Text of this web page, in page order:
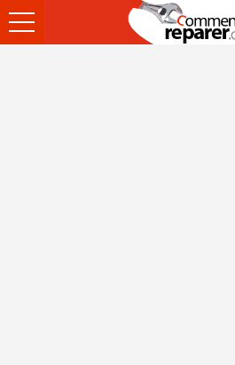
Ouvrir
le